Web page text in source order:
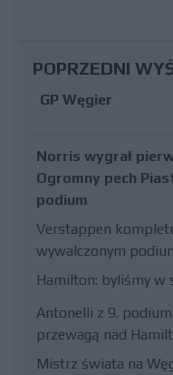
POPRZEDNI
GP Węgier
Norris wygrał
Ogromny pech
podium
Verstappen
wywalczonym
Hamilton: byliśmy w
Antonelli z 9.
przewagą nad
Mistrz świata na